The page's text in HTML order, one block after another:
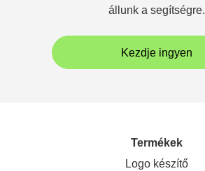
állunk a segítségre.
Kezdje ingyen
Termékek
Logo készítő